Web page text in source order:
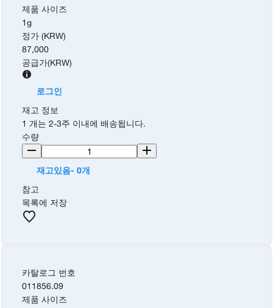
제품 사이즈
1g
정가 (KRW)
87,000
공급가(KRW)
로그인
재고 정보
1 개는 2-3주 이내에 배송됩니다.
수량
재고있음- 0개
참고
목록에 저장
카탈로그 번호
011856.09
제품 사이즈